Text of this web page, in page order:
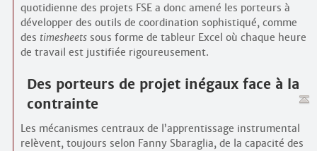
quotidienne des projets FSE a donc amené les porteurs à
développer des outils de coordination sophistiqué, comme
des timesheetssous forme de tableur Excel où chaque heure
de travail est justifiée rigoureusement.
Des porteurs de projet inégaux face à la
contrainte
Les mécanismes centraux de l’apprentissage instrumental
relèvent, toujours selon Fanny Sbaraglia, de la capacité des